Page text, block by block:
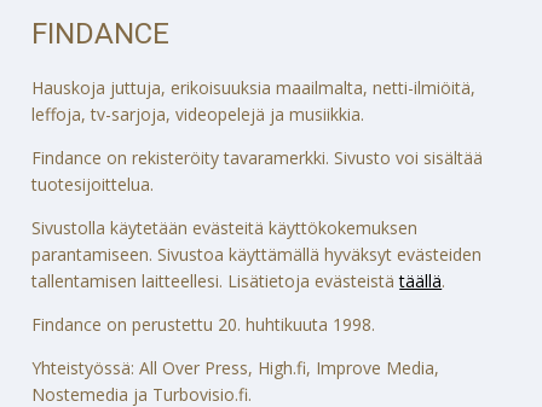
FINDANCE
Hauskoja juttuja, erikoisuuksia maailmalta, netti-ilmiöitä,
leffoja, tv-sarjoja, videopelejä ja musiikkia.
Findance on rekisteröity tavaramerkki. Sivusto voi sisältää
tuotesijoittelua.
Sivustolla käytetään evästeitä käyttökokemuksen
parantamiseen. Sivustoa käyttämällä hyväksyt evästeiden
tallentamisen laitteellesi. Lisätietoja evästeistätäällä.
Findance on perustettu 20. huhtikuuta 1998.
Yhteistyössä: All Over Press, High.fi, Improve Media,
Nostemedia ja Turbovisio.fi.